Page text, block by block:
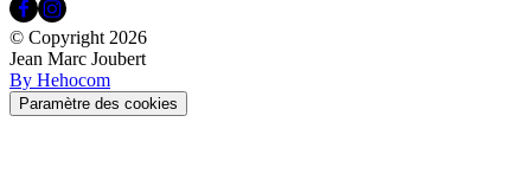
© Copyright 2026
Jean Marc Joubert
By Hehocom
Paramètre des cookies